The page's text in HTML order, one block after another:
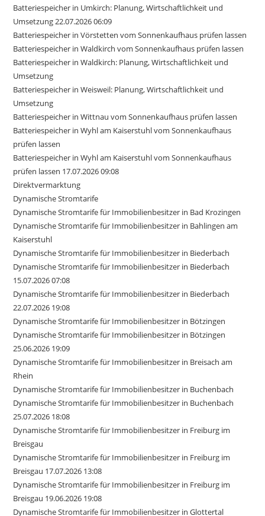
Batteriespeicher in Umkirch: Planung, Wirtschaftlichkeit und
Umsetzung 22.07.2026 06:09
Batteriespeicher in Vörstetten vom Sonnenkaufhaus prüfen lassen
Batteriespeicher in Waldkirch vom Sonnenkaufhaus prüfen lassen
Batteriespeicher in Waldkirch: Planung, Wirtschaftlichkeit und
Umsetzung
Batteriespeicher in Weisweil: Planung, Wirtschaftlichkeit und
Umsetzung
Batteriespeicher in Wittnau vom Sonnenkaufhaus prüfen lassen
Batteriespeicher in Wyhl am Kaiserstuhl vom Sonnenkaufhaus
prüfen lassen
Batteriespeicher in Wyhl am Kaiserstuhl vom Sonnenkaufhaus
prüfen lassen 17.07.2026 09:08
Direktvermarktung
Dynamische Stromtarife
Dynamische Stromtarife für Immobilienbesitzer in Bad Krozingen
Dynamische Stromtarife für Immobilienbesitzer in Bahlingen am
Kaiserstuhl
Dynamische Stromtarife für Immobilienbesitzer in Biederbach
Dynamische Stromtarife für Immobilienbesitzer in Biederbach
15.07.2026 07:08
Dynamische Stromtarife für Immobilienbesitzer in Biederbach
22.07.2026 19:08
Dynamische Stromtarife für Immobilienbesitzer in Bötzingen
Dynamische Stromtarife für Immobilienbesitzer in Bötzingen
25.06.2026 19:09
Dynamische Stromtarife für Immobilienbesitzer in Breisach am
Rhein
Dynamische Stromtarife für Immobilienbesitzer in Buchenbach
Dynamische Stromtarife für Immobilienbesitzer in Buchenbach
25.07.2026 18:08
Dynamische Stromtarife für Immobilienbesitzer in Freiburg im
Breisgau
Dynamische Stromtarife für Immobilienbesitzer in Freiburg im
Breisgau 17.07.2026 13:08
Dynamische Stromtarife für Immobilienbesitzer in Freiburg im
Breisgau 19.06.2026 19:08
Dynamische Stromtarife für Immobilienbesitzer in Glottertal